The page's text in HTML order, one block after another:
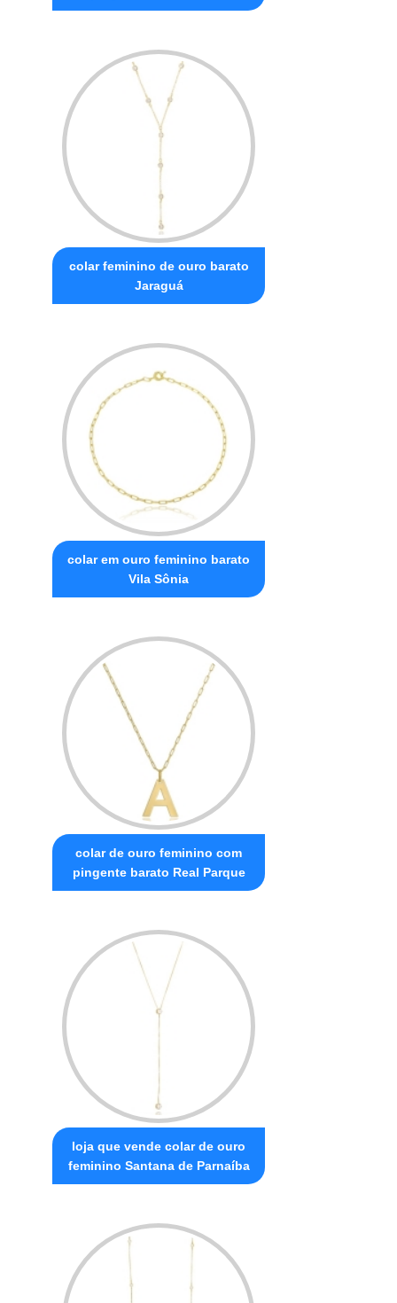
colar feminino de ouro barato
Jaraguá
colar em ouro feminino barato
Vila Sônia
colar de ouro feminino com
pingente barato Real Parque
loja que vende colar de ouro
feminino Santana de Parnaíba